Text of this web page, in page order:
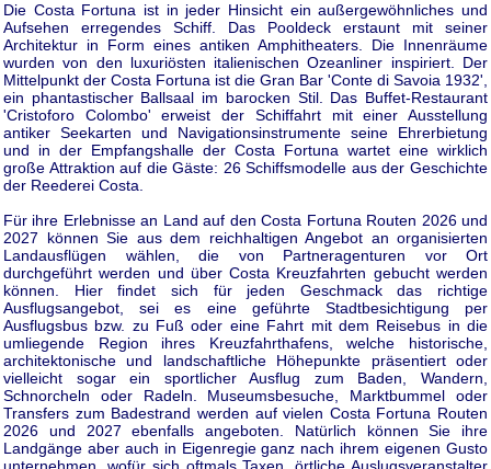
Die Costa Fortuna ist in jeder Hinsicht ein außergewöhnliches und
Aufsehen erregendes Schiff. Das Pooldeck erstaunt mit seiner
Architektur in Form eines antiken Amphitheaters. Die Innenräume
wurden von den luxuriösten italienischen Ozeanliner inspiriert. Der
Mittelpunkt der Costa Fortuna ist die Gran Bar 'Conte di Savoia 1932',
ein phantastischer Ballsaal im barocken Stil. Das Buffet-Restaurant
'Cristoforo Colombo' erweist der Schiffahrt mit einer Ausstellung
antiker Seekarten und Navigationsinstrumente seine Ehrerbietung
und in der Empfangshalle der Costa Fortuna wartet eine wirklich
große Attraktion auf die Gäste: 26 Schiffsmodelle aus der Geschichte
der Reederei Costa.
Für ihre Erlebnisse an Land auf den Costa Fortuna Routen 2026 und
2027 können Sie aus dem reichhaltigen Angebot an organisierten
Landausflügen wählen, die von Partneragenturen vor Ort
durchgeführt werden und über Costa Kreuzfahrten gebucht werden
können. Hier findet sich für jeden Geschmack das richtige
Ausflugsangebot, sei es eine geführte Stadtbesichtigung per
Ausflugsbus bzw. zu Fuß oder eine Fahrt mit dem Reisebus in die
umliegende Region ihres Kreuzfahrthafens, welche historische,
architektonische und landschaftliche Höhepunkte präsentiert oder
vielleicht sogar ein sportlicher Ausflug zum Baden, Wandern,
Schnorcheln oder Radeln. Museumsbesuche, Marktbummel oder
Transfers zum Badestrand werden auf vielen Costa Fortuna Routen
2026 und 2027 ebenfalls angeboten. Natürlich können Sie ihre
Landgänge aber auch in Eigenregie ganz nach ihrem eigenen Gusto